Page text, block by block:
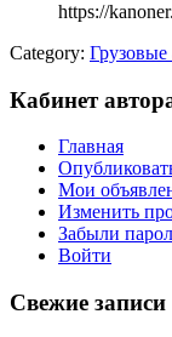
https://
Category:
Кабинет
Главная
Мои
Изменить
Забыли
Войти
Свежие записи